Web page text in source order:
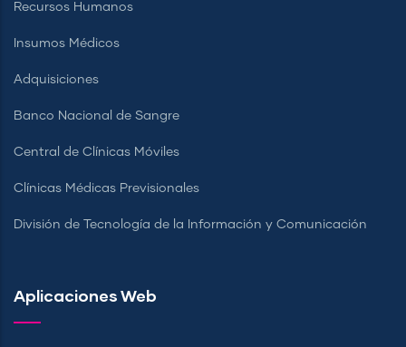
Recursos Humanos
Insumos Médicos
Adquisiciones
Banco Nacional de Sangre
Central de Clínicas Móviles
Clínicas Médicas Previsionales
División de Tecnología de la Información y Comunicación
Aplicaciones Web